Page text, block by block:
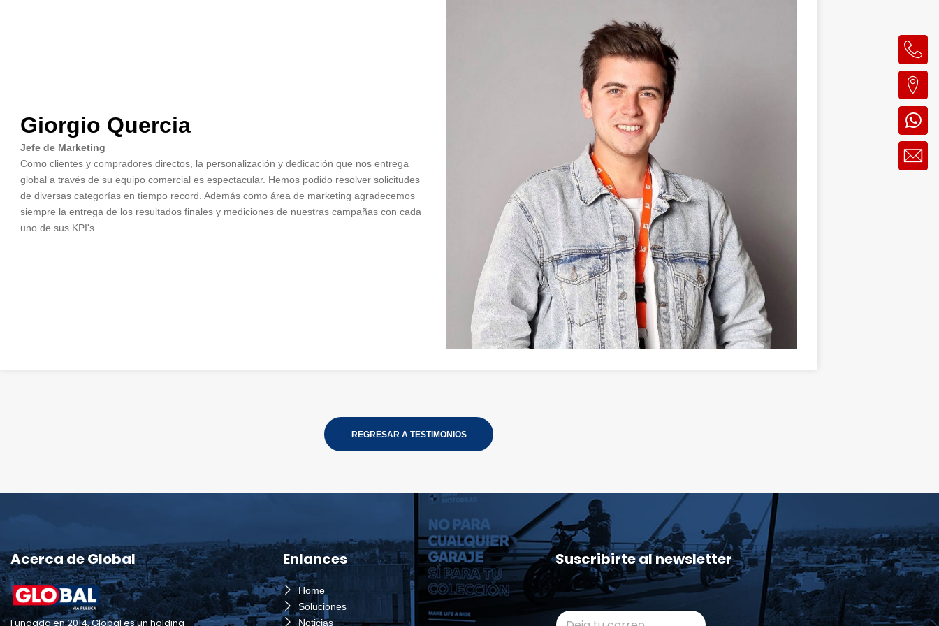
Giorgio Quercia
Jefe de Marketing
Como clientes y compradores directos, la personalización y dedicación que nos entrega
global a través de su equipo comercial es espectacular. Hemos podido resolver solicitudes
de diversas categorías en tiempo record. Además como área de marketing agradecemos
siempre la entrega de los resultados finales y mediciones de nuestras campañas con cada
uno de sus KPI's.
REGRESAR A TESTIMONIOS
Acerca de Global
Fundada en 2014, Global es un holding
Enlances
Home
Soluciones
Noticias
Suscribirte al newsletter
C
C